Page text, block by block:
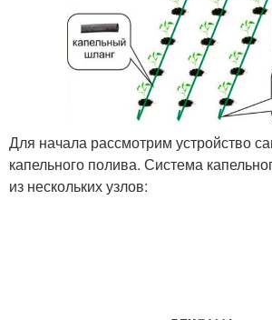
Для начала рассмотрим устройство
капельного полива. Система
из нескольких узлов: